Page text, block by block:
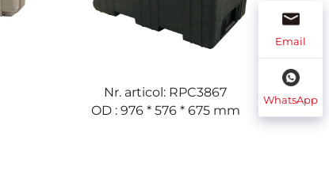
Nr. articol: RPC3867
OD : 976 * 576 * 675 mm
Email
WhatsApp